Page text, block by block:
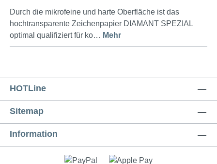
Durch die mikrofeine und harte Oberfläche ist das
hochtransparente Zeichenpapier DIAMANT SPEZIAL
optimal qualifiziert für ko… Mehr
HOTLine
Sitemap
Information